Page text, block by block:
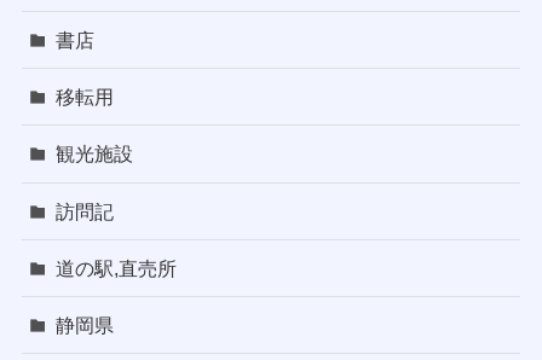
書店
移転用
観光施設
訪問記
道の駅,直売所
静岡県